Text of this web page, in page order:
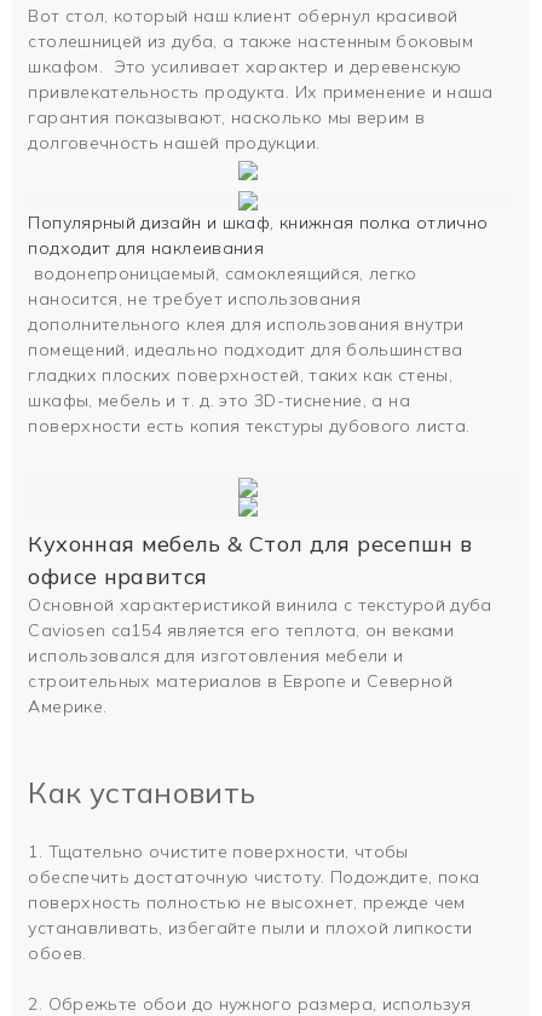
Вот стол, который наш клиент обернул красивой
столешницей из дуба, а также настенным боковым
шкафом. Это усиливает характер и деревенскую
привлекательность продукта. Их применение и наша
гарантия показывают, насколько мы верим в
долговечность нашей продукции.
Популярный дизайн и шкаф, книжная полка отлично
подходит для наклеивания
водонепроницаемый, самоклеящийся, легко
наносится, не требует использования
дополнительного клея для использования внутри
помещений, идеально подходит для большинства
гладких плоских поверхностей, таких как стены,
шкафы, мебель и т. д. это 3D-тиснение, а на
поверхности есть копия текстуры дубового листа.
Кухонная мебель & Стол для ресепшн в
офисе нравится
Основной характеристикой винила с текстурой дуба
Caviosen ca154 является его теплота, он веками
использовался для изготовления мебели и
строительных материалов в Европе и Северной
Америке.
Как установить
1. Тщательно очистите поверхности, чтобы
обеспечить достаточную чистоту. Подождите, пока
поверхность полностью не высохнет, прежде чем
устанавливать, избегайте пыли и плохой липкости
обоев.
2. Обрежьте обои до нужного размера, используя